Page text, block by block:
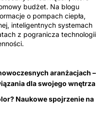
budżet. Na blogu
o pompach ciepła,
inteligentnych systemach
z pogranicza technologii
aranżacjach –
dla swojego wnętrza
Naukowe spojrzenie na